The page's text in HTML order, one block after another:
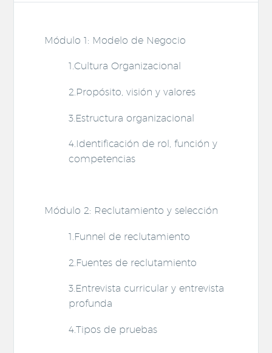
Módulo 1: Modelo de Negocio
1.Cultura Organizacional
2.Propósito, visión y valores
3.Estructura organizacional
4.Identificación de rol, función y
competencias
Módulo 2: Reclutamiento y selección
1.Funnel de reclutamiento
2.Fuentes de reclutamiento
3.Entrevista curricular y entrevista
profunda
4.Tipos de pruebas